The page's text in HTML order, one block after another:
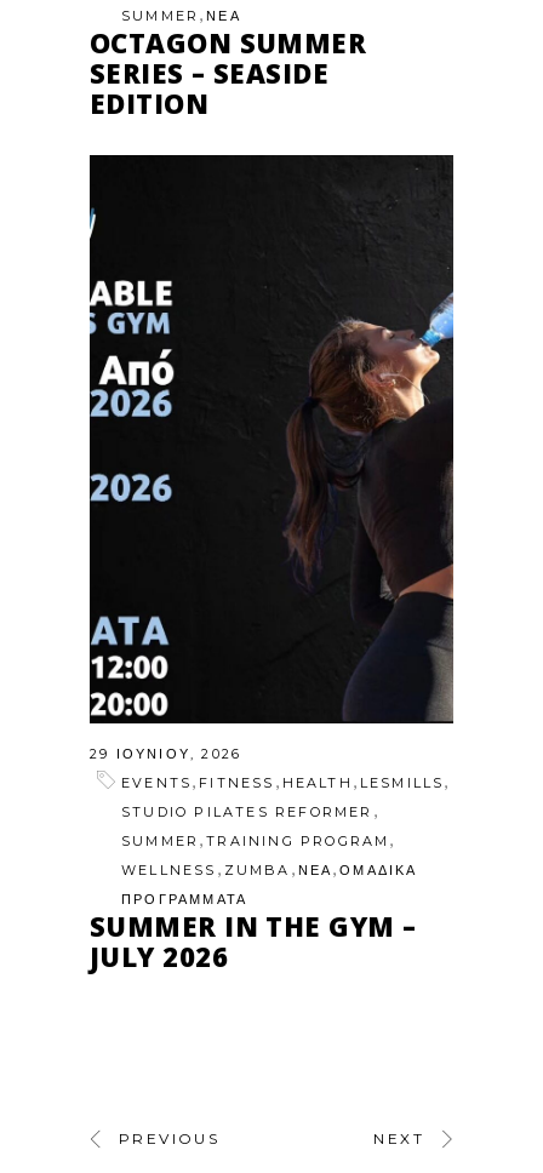
SUMMER ,ΝΕΑ
OCTAGON SUMMER
SERIES – SEASIDE
EDITION
29 ΙΟΥΝΊΟΥ, 2026
EVENTS , FITNESS , HEALTH , LESMILLS ,
STUDIO PILATES REFORMER ,
SUMMER ,TRAINING PROGRAM ,
WELLNESS , ZUMBA , ΝΕΑ,ΟΜΑΔΙΚΑ
ΠΡΟΓΡΑΜΜΑΤΑ
SUMMER IN THE GYM –
JULY 2026
PREVIOUS NEXT